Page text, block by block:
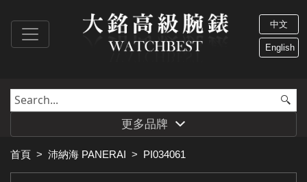
中文
English
更多品牌
首頁 > 沛納海 PANERAI > PI034061